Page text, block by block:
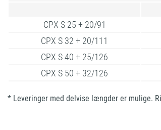
CPX S 25 + 20/91
CPX S 32 + 20/111
CPX S 40 + 25/126
CPX S 50 + 32/126
* Leveringer med delvise længder er mulige.